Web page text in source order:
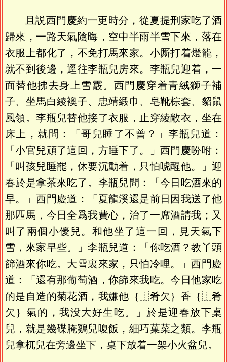
且説西門慶約一更時分，從夏提刑家吃了酒
歸來，一路天氣陰晦，空中半雨半雪下來，落在
衣服上都化了，不免打馬來家。小厮打着燈籠，
就不到後邊，逕往李瓶兒房來。李瓶兒迎着，一
面替他拂去身上雪霰。西門慶穿着青絨獅子補
子、坐馬白綾襖子、忠靖緞巾、皂靴棕套、貂鼠
風領。李瓶兒替他接了衣服，止穿綾敞衣，坐在
床上，就問：「哥兒睡了不曾？」李瓶兒道：
「小官兒頑了這回，方睡下了。」西門慶吩咐：
「叫孩兒睡罷，休要沉動着，只怕唬醒他。」迎
春於是拿茶來吃了。李瓶兒問：「今日吃酒來的
早。」西門慶道：「夏龍溪還是前日因我送了他
那匹馬，今日全爲我費心，治了一席酒請我；又
叫了兩個小優兒。和他坐了這一回，見天氣下
雪，來家早些。」李瓶兒道：「你吃酒？教丫頭
篩酒來你吃。大雪裏來家，只怕冷哩。」西門慶
道：「還有那葡萄酒，你篩來我吃。今日他家吃
的是自造的菊花酒，我嫌他｛⿰肴欠｝香｛⿰肴
欠｝氣的，我没大好生吃。」於是迎春放下桌
兒，就是幾碟腌鷄兒嗄飯，細巧菓菜之類。李瓶
兒拿杌兒在旁邊坐下，桌下放着一架小火盆兒。